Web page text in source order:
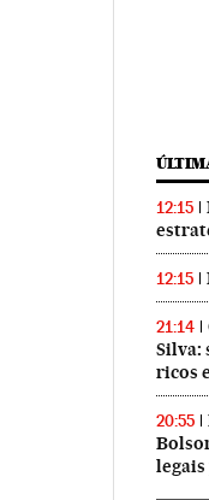
12:15
12:15
21:14
Silva:
ricos
20:55
legais